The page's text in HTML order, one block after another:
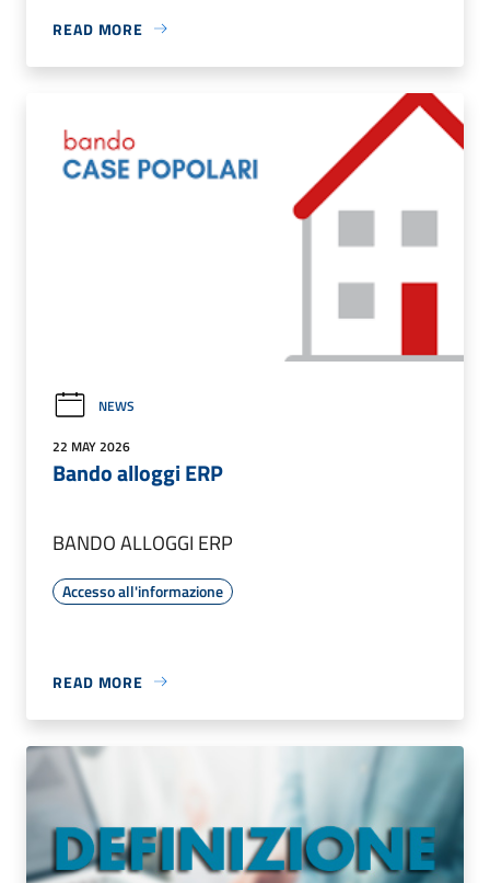
READ MORE
NEWS
22 MAY 2026
Bando alloggi ERP
BANDO ALLOGGI ERP
Accesso all'informazione
READ MORE